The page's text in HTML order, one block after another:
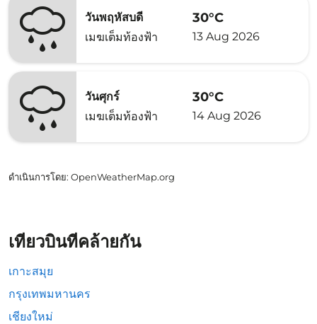
วันพฤหัสบดี
เมฆเต็มท้องฟ้า
30°C
13 Aug 2026
วันศุกร์
เมฆเต็มท้องฟ้า
30°C
14 Aug 2026
ดำเนินการโดย: OpenWeatherMap.org
เที่ยวบินที่คล้ายกัน
เกาะสมุย
กรุงเทพมหานคร
เชียงใหม่